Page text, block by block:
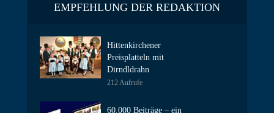
EMPFEHLUNG DER REDAKTION
Hittenkirchener
Preisplatteln mit
Dirndldrahn
212 Aufrufe
60.000 Beiträge – ein